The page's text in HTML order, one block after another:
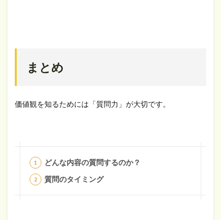
まとめ
価値観を知るためには「質問力」が大切です。
どんな内容の質問するのか？
質問のタイミング